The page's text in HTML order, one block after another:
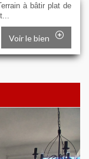
à bâtir plat de
Voir le bien